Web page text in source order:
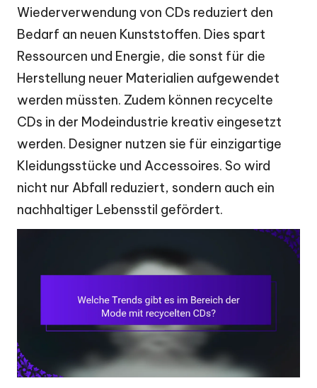
Wiederverwendung von CDs reduziert den
Bedarf an neuen Kunststoffen. Dies spart
Ressourcen und Energie, die sonst für die
Herstellung neuer Materialien aufgewendet
werden müssten. Zudem können recycelte
CDs in der Modeindustrie kreativ eingesetzt
werden. Designer nutzen sie für einzigartige
Kleidungsstücke und Accessoires. So wird
nicht nur Abfall reduziert, sondern auch ein
nachhaltiger Lebensstil gefördert.